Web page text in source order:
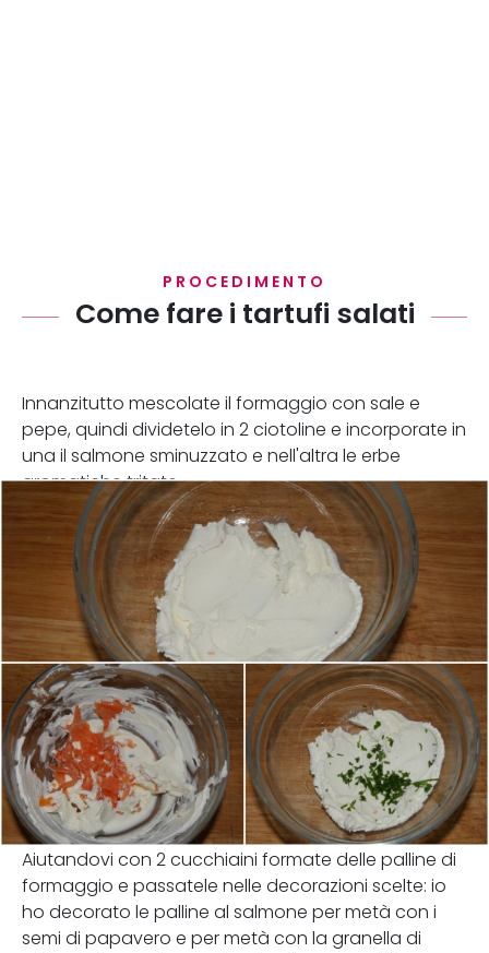
PROCEDIMENTO
Come fare i tartufi salati
Innanzitutto mescolate il formaggio con sale e
pepe, quindi dividetelo in 2 ciotoline e incorporate in
una il salmone sminuzzato e nell'altra le erbe
aromatiche tritate.
Aiutandovi con 2 cucchiaini formate delle palline di
formaggio e passatele nelle decorazioni scelte: io
ho decorato le palline al salmone per metà con i
semi di papavero e per metà con la granella di